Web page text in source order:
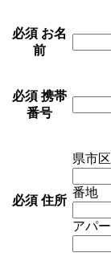
必須お名
前
必須携帯
番号
必須住所
県市
番地
アパ